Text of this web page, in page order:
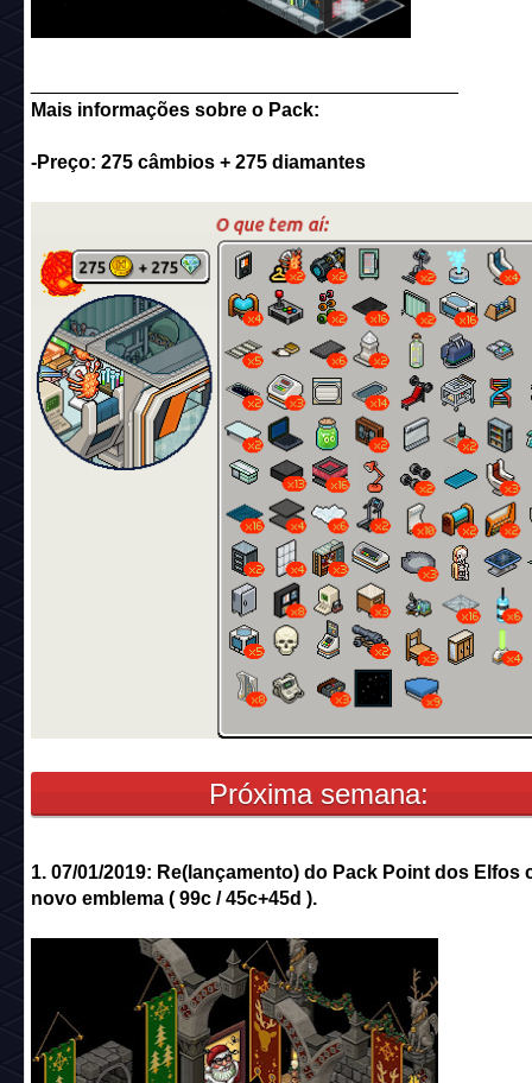
Mais informações sobre o Pack:
-Preço: 275 câmbios + 275 diamantes
Próxima semana:
1. 07/01/2019: Re(lançamento) do Pack Point dos Elfos
novo emblema ( 99c / 45c+45d ).